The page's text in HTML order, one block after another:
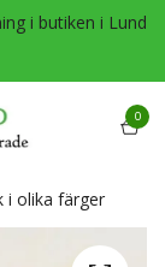
i butiken i Lund
0
i olika färger